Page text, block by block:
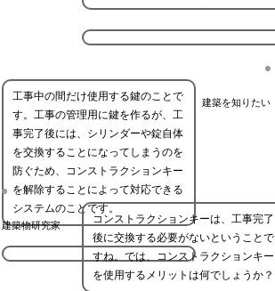
建築を知りたい
工事中の間だけ使用する鍵のことで
す。工事の管理用に鍵を作るが、工
事完了後には、シリンダーや錠自体
を交換することになってしまうのを
防ぐため、コンストラクションキー
を解除することによって対応できる
システムのことです。
建築物研究家
コンストラクションキーは、工事完了
後に交換する必要がないということで
すね。では、コンストラクションキー
を使用するメリットは何でしょうか？